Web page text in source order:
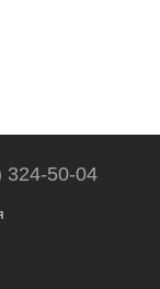
324-50-04